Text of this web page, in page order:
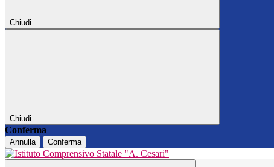
Chiudi
Chiudi
Conferma
Annulla Conferma